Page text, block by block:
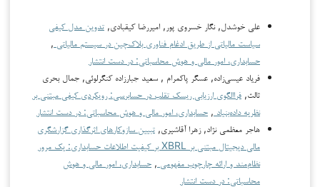
علی خوشدل, نگار خسروی پور, اميررضا كيقبادي, تدوین مدل کیفی
سیاست مالیاتی از طریق ادغام فناوری بلاک‌چین در سیستم مالیاتی ,
حسابداری، امور مالی و هوش محاسباتی: در دست انتشار
فریاد عیسی‌زاده, عسگر پاکمرام , سعید جبارزاده کنگرلوئی, جمال بحری
ثالث, فراالگوی ارزیابی ریسک تقلب در حسابرسی: رویکردی کیفی مبتنی بر
نظریه داده‌بنیاد , حسابداری، امور مالی و هوش محاسباتی: در دست انتشار
هاجر معظمی نژاد, زهرا آقاشیری, تبیین سازوکارهای اثرگذاری گزارشگری
مالی دیجیتال مبتنی بر XBRL بر کیفیت اطلاعات حسابداری: یک مرور
نظام‌مند و ارائه چارچوب مفهومی , حسابداری، امور مالی و هوش
محاسباتی: در دست انتشار